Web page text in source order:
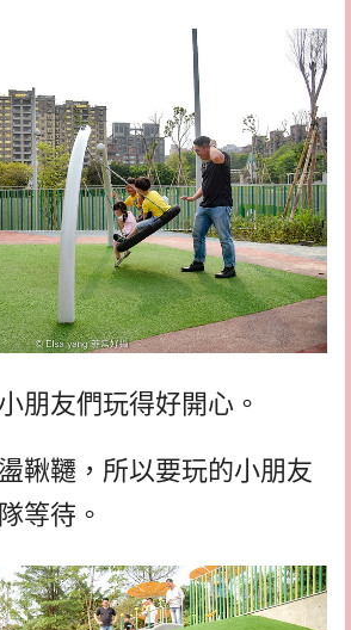
朋友們玩得好開心。
鞦韆，所以要玩的小朋友
等待。